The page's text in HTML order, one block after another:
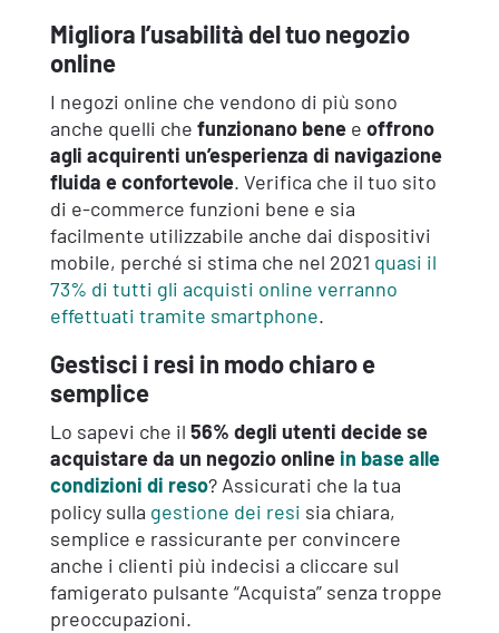
Migliora l’usabilità del tuo negozio
online
I negozi online che vendono di più sono
anche quelli che funzionano benee offrono
agli acquirenti un’esperienza di navigazione
fluida e confortevole. Verifica che il tuo sito
di e-commerce funzioni bene e sia
facilmente utilizzabile anche dai dispositivi
mobile, perché si stima che nel 2021 quasi il
73% di tutti gli acquisti online verranno
effettuati tramite smartphone.
Gestisci i resi in modo chiaro e
semplice
Lo sapevi che il 56% degli utenti decide se
acquistare da un negozio online in base alle
condizioni di reso? Assicurati che la tua
policy sulla gestione dei resi sia chiara,
semplice e rassicurante per convincere
anche i clienti più indecisi a cliccare sul
famigerato pulsante “Acquista” senza troppe
preoccupazioni.